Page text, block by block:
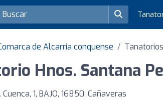
de Alcarria conquense
Hnos. Santana
Cuenca, 1, BAJO, 16850, Cañaveras